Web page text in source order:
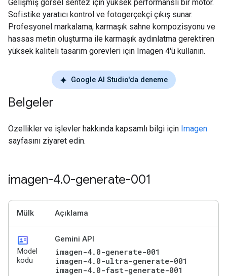
Gelişmiş görsel sentez için yüksek performanslı bir motor.
Sofistike yaratıcı kontrol ve fotogerçekçi çıkış sunar.
Profesyonel markalama, karmaşık sahne kompozisyonu ve
hassas metin oluşturma ile karmaşık aydınlatma gerektiren
yüksek kaliteli tasarım görevleri için Imagen 4'ü kullanın.
Google AI Studio'da deneme
Belgeler
Özellikler ve işlevler hakkında kapsamlı bilgi için Imagen
sayfasını ziyaret edin.
imagen-4.0-generate-001
Mülk Açıklama
id_card
Model
kodu
Gemini API
imagen-4.0-generate-001
imagen-4.0-ultra-generate-001
imagen-4.0-fast-generate-001